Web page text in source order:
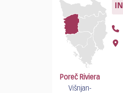
Poreč Riviera
Višnjan-